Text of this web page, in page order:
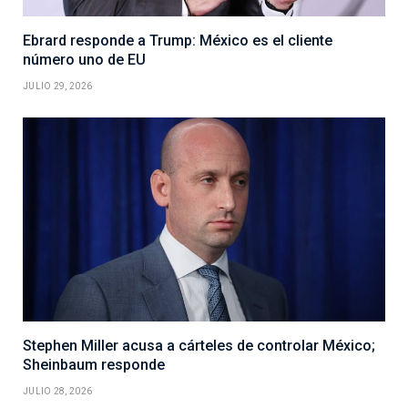
Ebrard responde a Trump: México es el cliente
número uno de EU
JULIO 29, 2026
Stephen Miller acusa a cárteles de controlar México;
Sheinbaum responde
JULIO 28, 2026